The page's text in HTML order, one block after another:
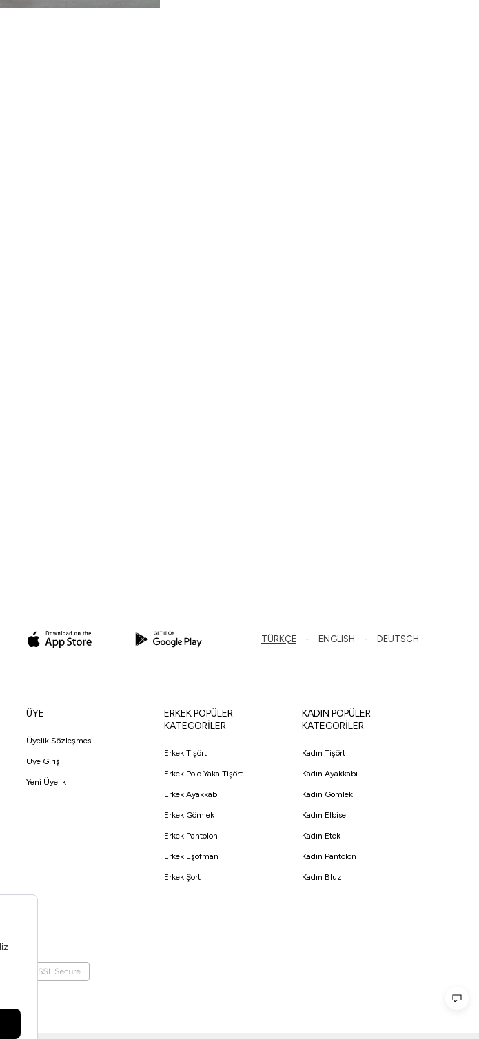
TÜRKÇE ENGLISH DEUTSCH
ÜYE
Üyelik Sözleşmesi
Üye Girişi
Yeni Üyelik
ERKEK POPÜLER
KATEGORİLER
Erkek Tişört
Erkek Polo Yaka Tişört
Erkek Ayakkabı
Erkek Gömlek
Erkek Pantolon
Erkek Eşofman
Erkek Şort
KADIN POPÜLER
KATEGORİLER
Kadın Tişört
Kadın Ayakkabı
Kadın Gömlek
Kadın Elbise
Kadın Etek
Kadın Pantolon
Kadın Bluz